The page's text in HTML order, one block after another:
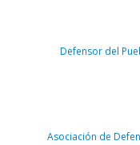
Defensor del
Asociación de